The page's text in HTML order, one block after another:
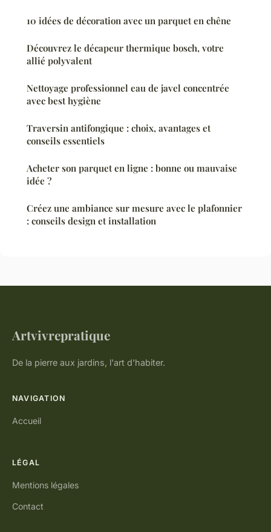
10 idées de décoration avec un parquet en chêne
Découvrez le décapeur thermique bosch, votre
allié polyvalent
Nettoyage professionnel eau de javel concentrée
avec best hygiène
Traversin antifongique : choix, avantages et
conseils essentiels
Acheter son parquet en ligne : bonne ou mauvaise
idée ?
Créez une ambiance sur mesure avec le plafonnier
: conseils design et installation
Artvivrepratique
De la pierre aux jardins, l'art d'habiter.
NAVIGATION
Accueil
LÉGAL
Mentions légales
Contact